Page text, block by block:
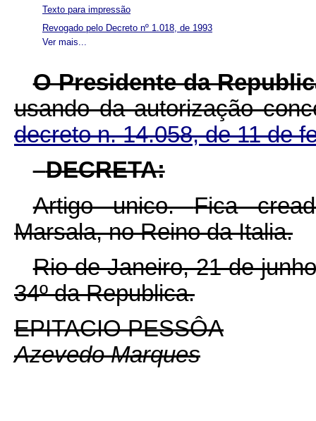
Ver mais...
Texto para impressão
Revogado pelo Decreto nº 1.018, de 1993
O Presidente da
usando da autorização
decreto n. 14.058, de 11 de
DECRETA:
Artigo unico.Fica
Marsala, no Reino da Italia.
Rio de Janeiro, 21 de
34º da Republica.
EPITACIO PESSÔA
Azevedo Marques